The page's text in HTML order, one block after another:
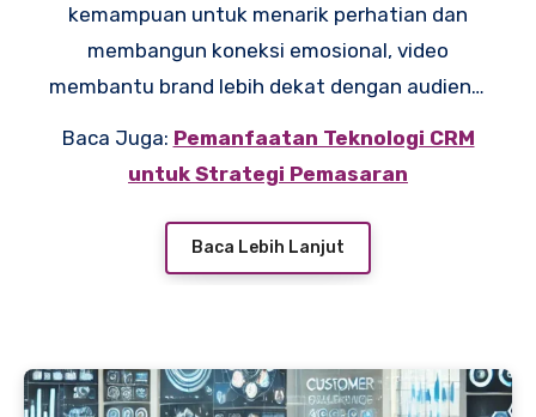
kemampuan untuk menarik perhatian dan
membangun koneksi emosional, video
membantu brand lebih dekat dengan audiens.
relevan bisa membuat brand Anda lebih
menonjol di tengah persaingan. Mari jelajahi
bagaimana video dapat meningkatkan
kesuksesan brand Anda.
Baca Juga: Pemanfaatan Teknologi CRM
untuk Strategi Pemasaran
Baca Lebih Lanjut